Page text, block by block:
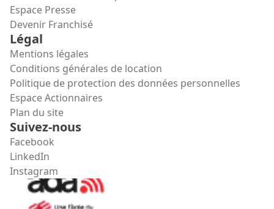
Espace Presse
Devenir Franchisé
Légal
Mentions légales
Conditions générales de location
Politique de protection des données personnelles
Espace Actionnaires
Plan du site
Suivez-nous
Facebook
LinkedIn
Instagram